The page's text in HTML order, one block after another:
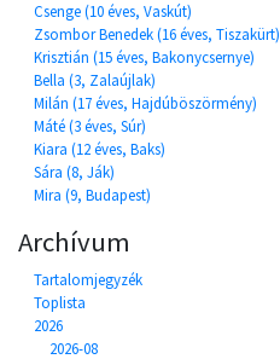
Csenge (10 éves, Vaskút)
Zsombor Benedek (16 éves, Tiszakürt)
Krisztián (15 éves, Bakonycsernye)
Bella (3, Zalaújlak)
Milán (17 éves, Hajdúböszörmény)
Máté (3 éves, Súr)
Kiara (12 éves, Baks)
Sára (8, Ják)
Mira (9, Budapest)
Archívum
Tartalomjegyzék
Toplista
2026
2026-08